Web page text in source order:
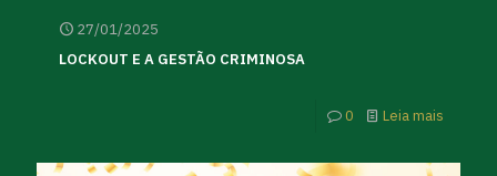
27/01/2025
LOCKOUT E A GESTÃO CRIMINOSA
0 Leia mais